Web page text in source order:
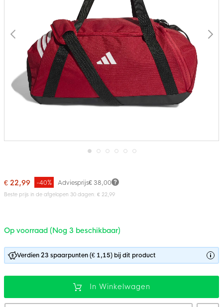
begin
van
€ 22,99 Adviesprijs€ 38,00
-40%
Beste prijs in de afgelopen 30 dagen: € 22,99
Op voorraad (Nog 3 beschikbaar)
Verdien 23 spaarpunten (€ 1,15) bij dit product
In Winkelwagen